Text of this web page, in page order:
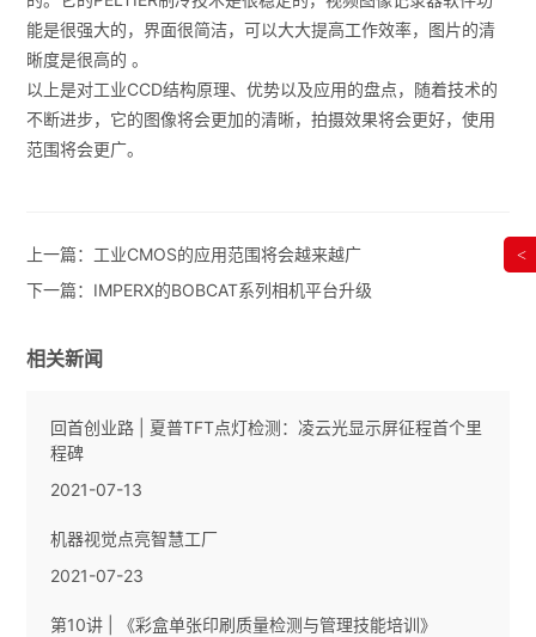
能是很强大的，界面很简洁，可以大大提高工作效率，图片的清
晰度是很高的 。
以上是对工业CCD结构原理、优势以及应用的盘点，随着技术的
不断进步，它的图像将会更加的清晰，拍摄效果将会更好，使用
范围将会更广。
上一篇： 工业CMOS的应用范围将会越来越广
下一篇： IMPERX的BOBCAT系列相机平台升级
相关新闻
回首创业路 | 夏普TFT点灯检测：凌云光显示屏征程首个里
程碑
2021-07-13
机器视觉点亮智慧工厂
2021-07-23
第10讲 | 《彩盒单张印刷质量检测与管理技能培训》
<